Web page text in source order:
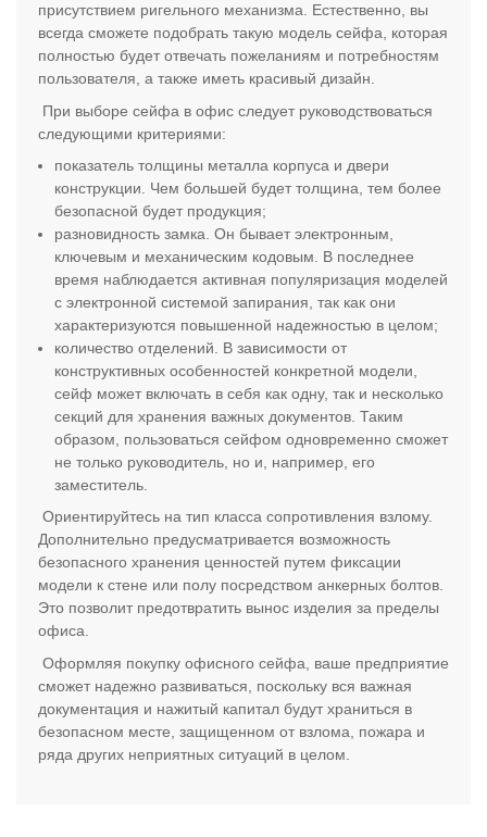
присутствием ригельного механизма. Естественно, вы
всегда сможете подобрать такую модель сейфа, которая
полностью будет отвечать пожеланиям и потребностям
пользователя, а также иметь красивый дизайн.
При выборе сейфа в офис следует руководствоваться
следующими критериями:
показатель толщины металла корпуса и двери
конструкции. Чем большей будет толщина, тем более
безопасной будет продукция;
разновидность замка. Он бывает электронным,
ключевым и механическим кодовым. В последнее
время наблюдается активная популяризация моделей
с электронной системой запирания, так как они
характеризуются повышенной надежностью в целом;
количество отделений. В зависимости от
конструктивных особенностей конкретной модели,
сейф может включать в себя как одну, так и несколько
секций для хранения важных документов. Таким
образом, пользоваться сейфом одновременно сможет
не только руководитель, но и, например, его
заместитель.
Ориентируйтесь на тип класса сопротивления взлому.
Дополнительно предусматривается возможность
безопасного хранения ценностей путем фиксации
модели к стене или полу посредством анкерных болтов.
Это позволит предотвратить вынос изделия за пределы
офиса.
Оформляя покупку офисного сейфа, ваше предприятие
сможет надежно развиваться, поскольку вся важная
документация и нажитый капитал будут храниться в
безопасном месте, защищенном от взлома, пожара и
ряда других неприятных ситуаций в целом.